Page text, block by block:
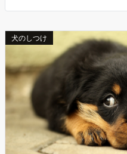
犬のしつけ